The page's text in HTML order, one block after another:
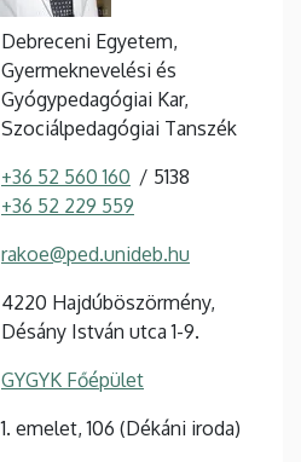
Debreceni Egyetem,
Gyermeknevelési és
Gyógypedagógiai Kar,
Szociálpedagógiai Tanszék
+36 52 560 160
5138
+36 52 229 559
rakoe@ped.unideb.hu
4220 Hajdúböszörmény,
Désány István utca 1-9.
GYGYK Főépület
1. emelet, 106 (Dékáni iroda)